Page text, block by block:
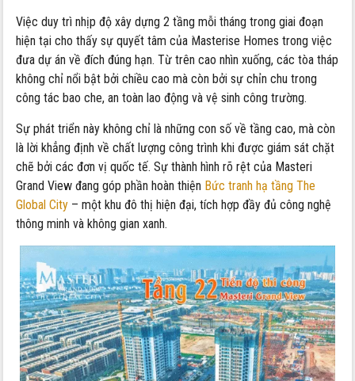
mới”
Việc duy trì nhịp độ xây dựng 2 tầng mỗi tháng trong giai đoạn
hiện tại cho thấy sự quyết tâm của Masterise Homes trong việc
đưa dự án về đích đúng hạn. Từ trên cao nhìn xuống, các tòa tháp
không chỉ nổi bật bởi chiều cao mà còn bởi sự chỉn chu trong
công tác bao che, an toàn lao động và vệ sinh công trường.
Sự phát triển này không chỉ là những con số về tầng cao, mà còn
là lời khẳng định về chất lượng công trình khi được giám sát chặt
chẽ bởi các đơn vị quốc tế. Sự thành hình rõ rệt của Masteri
Grand View đang góp phần hoàn thiện Bức tranh hạ tầng The
Global City – một khu đô thị hiện đại, tích hợp đầy đủ công nghệ
thông minh và không gian xanh.